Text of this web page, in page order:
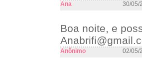
Ana 30/05/
Boa noite, e
Anônimo 02/05/